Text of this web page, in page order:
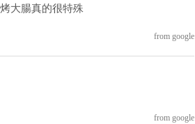
大腸真的很特殊
from google
from google